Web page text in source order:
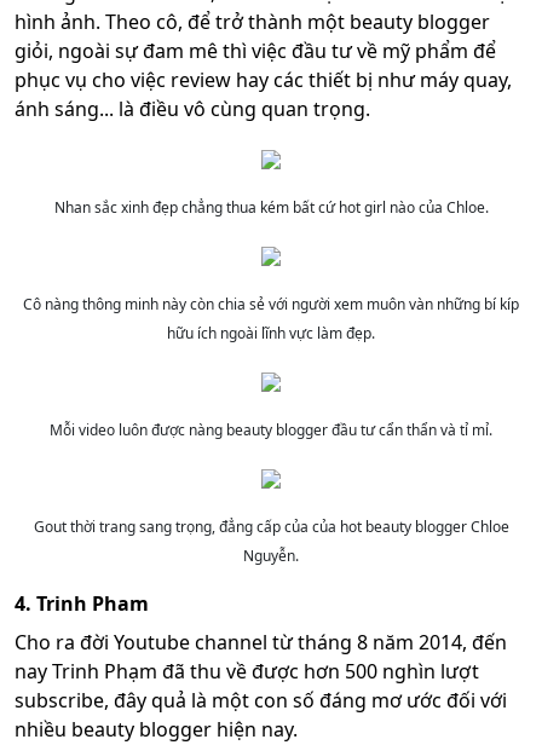
hình ảnh. Theo cô, để trở thành một beauty blogger
giỏi, ngoài sự đam mê thì việc đầu tư về mỹ phẩm để
phục vụ cho việc review hay các thiết bị như máy quay,
ánh sáng... là điều vô cùng quan trọng.
Nhan sắc xinh đẹp chẳng thua kém bất cứ hot girl nào của Chloe.
Cô nàng thông minh này còn chia sẻ với người xem muôn vàn những bí kíp
hữu ích ngoài lĩnh vực làm đẹp.
Mỗi video luôn được nàng beauty blogger đầu tư cẩn thẩn và tỉ mỉ.
Gout thời trang sang trọng, đẳng cấp của của hot beauty blogger Chloe
Nguyễn.
4. Trinh Pham
Cho ra đời Youtube channel từ tháng 8 năm 2014, đến
nay Trinh Phạm đã thu về được hơn 500 nghìn lượt
subscribe, đây quả là một con số đáng mơ ước đối với
nhiều beauty blogger hiện nay.